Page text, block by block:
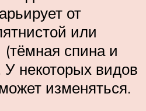
от
или
(тёмная спина и
некоторых видов
изменяться.